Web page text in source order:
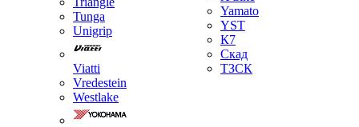
Tunga
Unigrip
Viatti
Vredestein
Westlake
Yamato
YST
К7
Скад
ТЗСК